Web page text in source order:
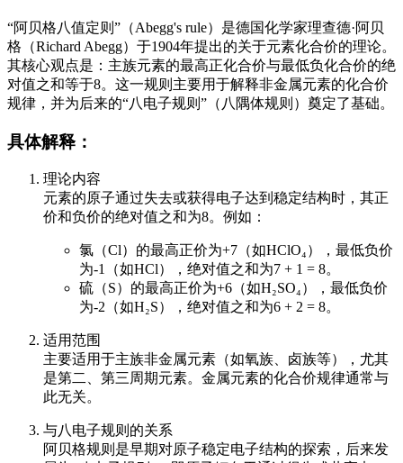
“阿贝格八值定则”（Abegg's rule）是德国化学家理查德·阿贝
格（Richard Abegg）于1904年提出的关于元素化合价的理论。
其核心观点是：主族元素的最高正化合价与最低负化合价的绝
对值之和等于8。这一规则主要用于解释非金属元素的化合价
规律，并为后来的“八电子规则”（八隅体规则）奠定了基础。
具体解释：
理论内容
元素的原子通过失去或获得电子达到稳定结构时，其正
价和负价的绝对值之和为8。例如：
氯（Cl）的最高正价为+7（如HClO₄），最低负价
为-1（如HCl），绝对值之和为7 + 1 = 8。
硫（S）的最高正价为+6（如H₂SO₄），最低负价
为-2（如H₂S），绝对值之和为6 + 2 = 8。
适用范围
主要适用于主族非金属元素（如氧族、卤族等），尤其
是第二、第三周期元素。金属元素的化合价规律通常与
此无关。
与八电子规则的关系
阿贝格规则是早期对原子稳定电子结构的探索，后来发